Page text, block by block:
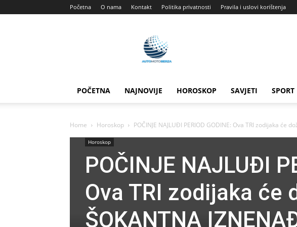
Početna O nama Kontakt Politika privatnosti Pravila i uslovi korištenja
Automotoberza
POČETNA NAJNOVIJE HOROSKOP SAVJETI SPORT
Home Horoskop POČINJE NAJLUĐI PERIOD GODINE: Ova TRI zodijaka će
Horoskop
POČINJE NAJLUĐI
Ova TRI zodijaka će
ŠOKANTNA